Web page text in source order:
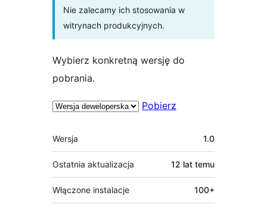
Nie zalecamy ich stosowania w
witrynach produkcyjnych.
Wybierz konkretną wersję do
pobrania.
Pobierz
Meta
Wersja 1.0
Ostatnia aktualizacja 12 lat temu
Włączone instalacje 100+